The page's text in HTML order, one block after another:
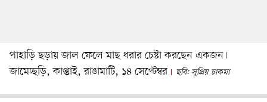
পাহাড়ি ছড়ায় জাল ফেলে মাছ ধরার চেষ্টা করছেন একজন।
জামেচ্ছড়ি, কাপ্তাই, রাঙামাটি, ১৪ সেপ্টেম্বর
ছবি: সুপ্রিয় চাকমা